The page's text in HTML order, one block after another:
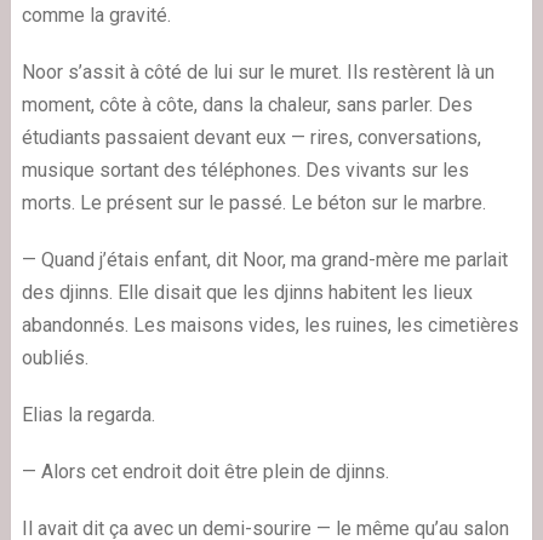
comme la gravité.
Noor s’assit à côté de lui sur le muret. Ils restèrent là un
moment, côte à côte, dans la chaleur, sans parler. Des
étudiants passaient devant eux — rires, conversations,
musique sortant des téléphones. Des vivants sur les
morts. Le présent sur le passé. Le béton sur le marbre.
— Quand j’étais enfant, dit Noor, ma grand-mère me parlait
des djinns. Elle disait que les djinns habitent les lieux
abandonnés. Les maisons vides, les ruines, les cimetières
oubliés.
Elias la regarda.
— Alors cet endroit doit être plein de djinns.
Il avait dit ça avec un demi-sourire — le même qu’au salon